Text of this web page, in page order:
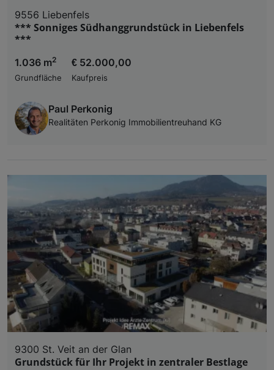
9556 Liebenfels
*** Sonniges Südhanggrundstück in Liebenfels
***
1.036 m2
Grundfläche
€ 52.000,00
Kaufpreis
Paul Perkonig
Realitäten Perkonig Immobilientreuhand KG
9300 St. Veit an der Glan
Grundstück für Ihr Projekt in zentraler Bestlage